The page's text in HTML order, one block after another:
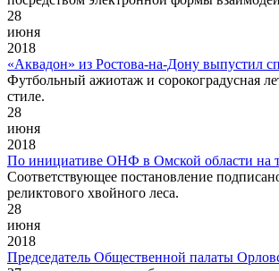
28
июня
2018
«Аквадон» из Ростова-на-Дону выпустил
Футбольный ажиотаж и сорокоградусная
стиле.
28
июня
2018
По инициативе ОНФ в Омской области на
Соответствующее постановление
реликтового хвойного леса.
28
июня
2018
Председатель Общественной палаты